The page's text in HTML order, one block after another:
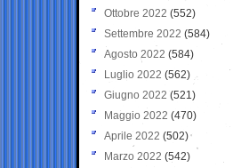
Ottobre 2022 (552)
Settembre 2022 (584)
Agosto 2022 (584)
Luglio 2022 (562)
Giugno 2022 (521)
Maggio 2022 (470)
Aprile 2022 (502)
Marzo 2022 (542)